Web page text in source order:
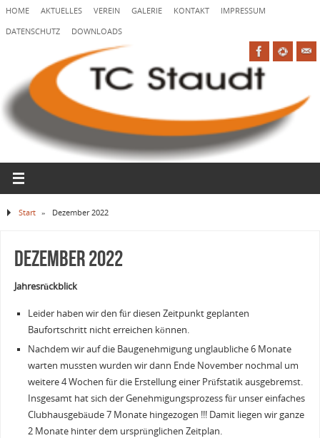
HOME AKTUELLES VEREIN GALERIE KONTAKT
IMPRESSUM
DATENSCHUTZ
DOWNLOADS
Start » Dezember 2022
Dezember 2022
Jahresrückblick
Leider haben wir den für diesen Zeitpunkt geplanten
Baufortschritt nicht erreichen können.
Nachdem wir auf die Baugenehmigung unglaubliche 6 Monate
warten mussten wurden wir dann Ende November nochmal um
weitere 4 Wochen für die Erstellung einer Prüfstatik ausgebremst.
Insgesamt hat sich der Genehmigungsprozess für unser einfaches
Clubhausgebäude 7 Monate hingezogen !!! Damit liegen wir ganze
2 Monate hinter dem ursprünglichen Zeitplan.